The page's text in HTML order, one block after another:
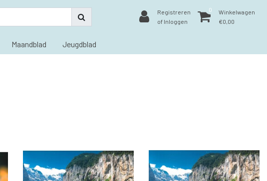
Registreren
of Inloggen
0
Winkelwagen
€0,00
Maandblad Jeugdblad